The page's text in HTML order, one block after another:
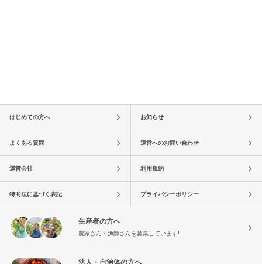
はじめての方へ お知らせ
よくある質問 運営へのお問い合わせ
運営会社 利用規約
特商法に基づく表記 プライバシーポリシー
生産者の方へ
農家さん・漁師さんを募集しています!
法人・自治体の方へ